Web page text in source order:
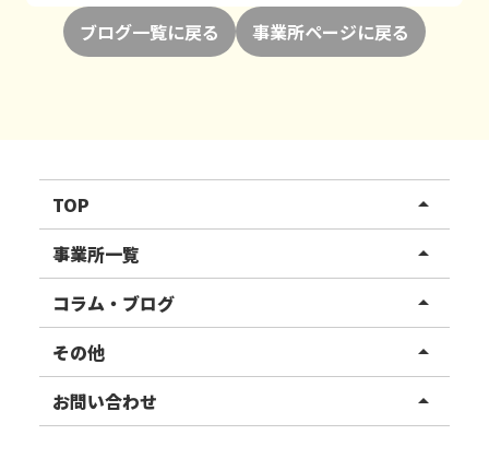
ブログ一覧に戻る 事業所ページに戻る
TOP arrow_drop_up
リハスワーク
リハスファーム
事業所一覧 arrow_drop_up
関東エリア
東北エリア
甲信越エリア
コラム・ブログ arrow_drop_up
事業所ブログ
ご利用者様の声
その他 arrow_drop_up
お知らせ
お問い合わせ arrow_drop_up